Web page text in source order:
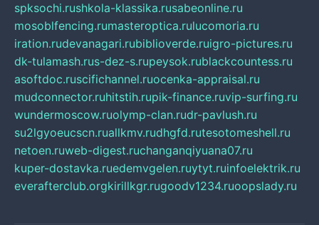
spksochi.rushkola-klassika.rusabeonline.ru
mosoblfencing.rumasteroptica.rulucomoria.ru
iration.rudevanagari.rubiblioverde.ruigro-pictures.ru
dk-tulamash.rus-dez-s.rupeysok.rublackcountess.ru
asoftdoc.ruscifichannel.ruocenka-appraisal.ru
mudconnector.ruhitstih.rupik-finance.ruvip-surfing.ru
wundermoscow.ruolymp-clan.rudr-pavlush.ru
su2lgyoeucscn.ruallkmv.rudhgfd.rutesotomeshell.ru
netoen.ruweb-digest.ruchanganqiyuana07.ru
kuper-dostavka.ruedemvgelen.ruytyt.ruinfoelektrik.ru
everafterclub.orgkirillkgr.rugoodv1234.ruoopslady.ru